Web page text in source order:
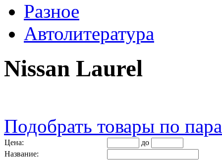
Разное
Автолитература
Nissan Laurel
Подобрать товары по
Цена:
до
Название: